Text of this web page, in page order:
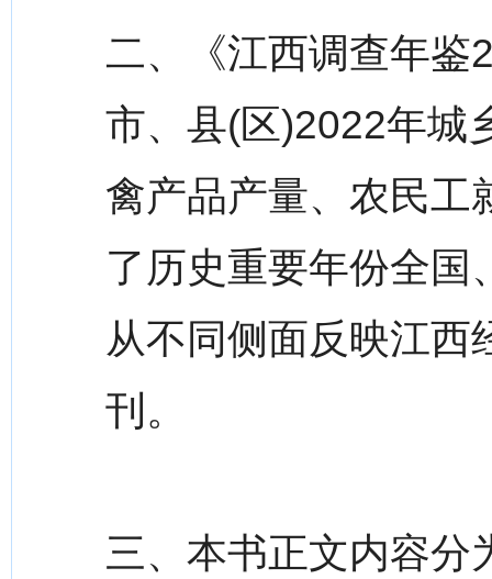
二、《江西调查年鉴
市、县(区)2022年城
禽产品产量、农民工
了历史重要年份全国
从不同侧面反映江西
刊。
三、本书正文内容分